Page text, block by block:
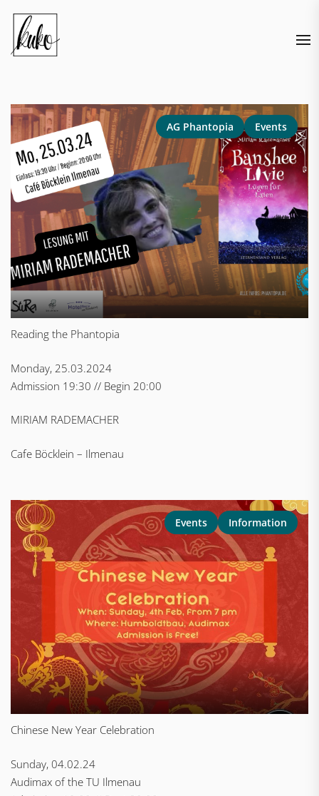
content
AG Phantopia Events
Reading the Phantopia
Monday, 25.03.2024
Admission 19:30 // Begin 20:00
MIRIAM RADEMACHER
Cafe Böcklein – Ilmenau
Events Information
Chinese New Year Celebration
Sunday, 04.02.24
Audimax of the TU Ilmenau